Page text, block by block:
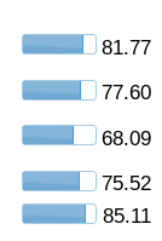
81.77
77.60
68.09
75.52
85.11